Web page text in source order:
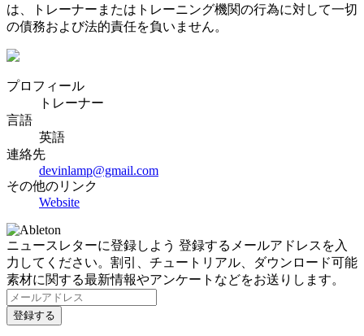
は、トレーナーまたはトレーニング機関の行為に対して一切
の債務および法的責任を負いません。
プロフィール
トレーナー
言語
英語
連絡先
devinlamp@gmail.com
その他のリンク
Website
ニュースレターに登録しよう 登録するメールアドレスを入
力してください。割引、チュートリアル、ダウンロード可能
素材に関する最新情報やアンケートなどをお送りします。